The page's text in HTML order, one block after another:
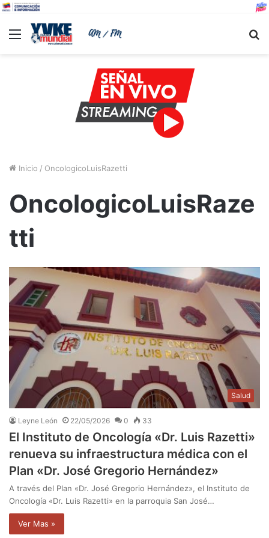
Menu
Inicio / OncologicoLuisRazetti
OncologicoLuisRaze
tti
Salud
Leyne León 22/05/2026 0 33
El Instituto de Oncología «Dr. Luis Razetti»
renueva su infraestructura médica con el
Plan «Dr. José Gregorio Hernández»
A través del Plan «Dr. José Gregorio Hernández», el Instituto de
Oncología «Dr. Luis Razetti» en la parroquia San José…
Ver Mas »